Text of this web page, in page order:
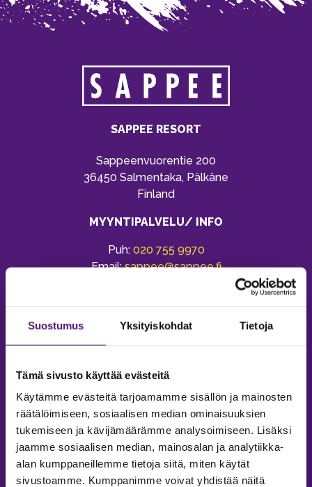
Suostumus Yksityiskohdat Tietoja
Tämä sivusto käyttää evästeitä
Käytämme evästeitä tarjoamamme sisällön ja mainosten
räätälöimiseen, sosiaalisen median ominaisuuksien
tukemiseen ja kävijämäärämme analysoimiseen. Lisäksi
jaamme sosiaalisen median, mainosalan ja analytiikka-
alan kumppaneillemme tietoja siitä, miten käytät
sivustoamme. Kumppanimme voivat yhdistää näitä
SAPPEE RESORT
Sappeenvuorentie 200
36450 Salmentaka, Pälkäne
Finland
MYYNTIPALVELU/ INFO
Puh: 020 755 9970
Email:sappee@sappee.fi